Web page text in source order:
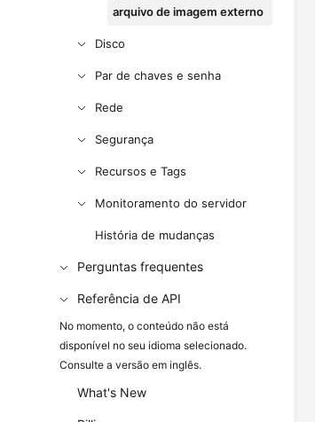
arquivo de imagem externo
Disco
Par de chaves e senha
Rede
Segurança
Recursos e Tags
Monitoramento do servidor
História de mudanças
Perguntas frequentes
Referência de API
No momento, o conteúdo não está
disponível no seu idioma selecionado.
Consulte a versão em inglês.
What's New